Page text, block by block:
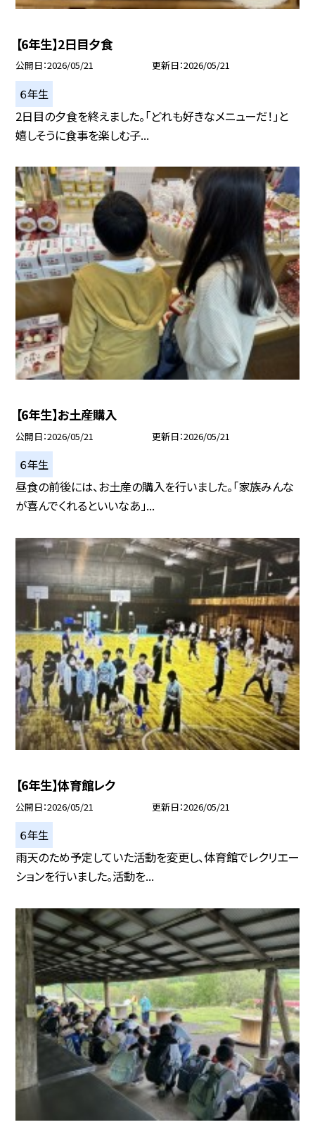
【6年生】2日目夕食
公開日 2026/05/21 更新日 2026/05/21
６年生
2日目の夕食を終えました。「どれも好きなメニューだ！」と
嬉しそうに食事を楽しむ子...
【6年生】お土産購入
公開日 2026/05/21 更新日 2026/05/21
６年生
昼食の前後には、お土産の購入を行いました。「家族みんな
が喜んでくれるといいなあ」...
【6年生】体育館レク
公開日 2026/05/21 更新日 2026/05/21
６年生
雨天のため予定していた活動を変更し、体育館でレクリエー
ションを行いました。活動を...